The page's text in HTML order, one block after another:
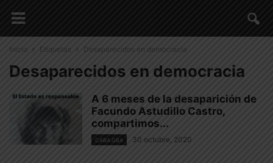
Inicio Etiquetas Desaparecidos en democracia
Desaparecidos en democracia
A 6 meses de la desaparición de
Facundo Astudillo Castro,
compartimos...
CABA.GBA 30 octubre, 2020